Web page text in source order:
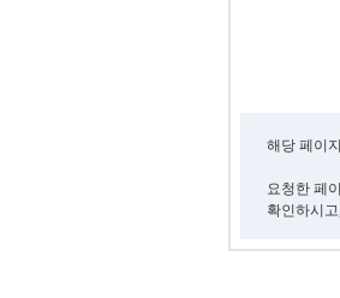
해당 페이
요청한 페
확인하시